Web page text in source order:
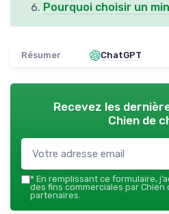
Pourquoi choisir un
Résumer ChatGPT
Recevez les
Chien de
* En remplissant ce formulaire,
des fins commerciales par Chien
partenaires.